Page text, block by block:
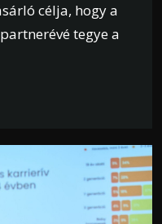
célja, hogy a
tegye a